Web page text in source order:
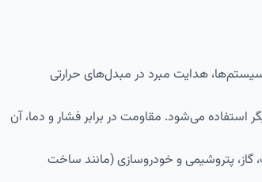
هدایت مبرد در مبدل‌های حرارتی
استفاده می‌شود. مقاومت در برابر فشار و دما، آن
پتروشیمی و خودروسازی (مانند ساخت